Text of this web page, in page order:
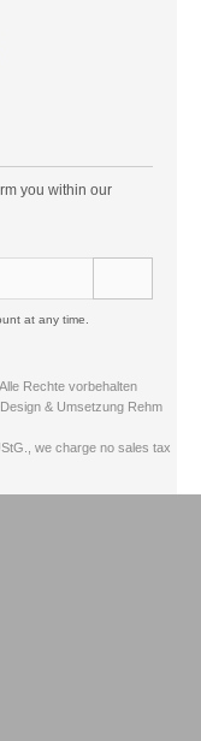
you within our
at any time.
Rechte vorbehalten
& Umsetzung Rehm
we charge no sales tax